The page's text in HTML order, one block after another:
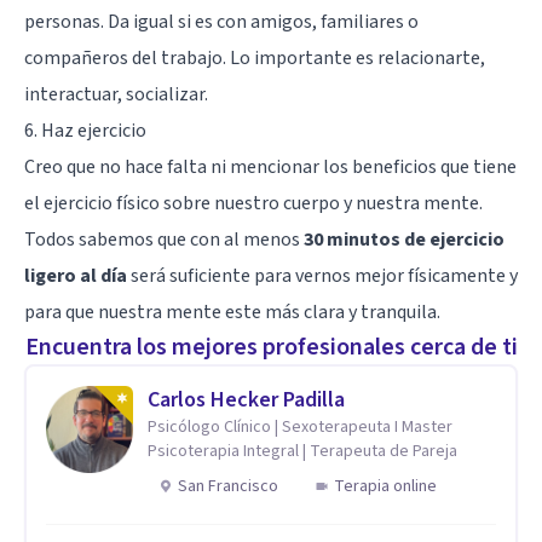
personas. Da igual si es con amigos, familiares o
compañeros del trabajo. Lo importante es relacionarte,
interactuar, socializar.
6. Haz ejercicio
Creo que no hace falta ni mencionar los beneficios que tiene
el ejercicio físico sobre nuestro cuerpo y nuestra mente.
Todos sabemos que con al menos30 minutos de ejercicio
ligero al díaserá suficiente para vernos mejor físicamente y
para que nuestra mente este más clara y tranquila.
Encuentra los mejores profesionales cerca de ti
Carlos Hecker Padilla
Psicólogo Clínico | Sexoterapeuta I Master
Psicoterapia Integral | Terapeuta de Pareja
San Francisco
Terapia online